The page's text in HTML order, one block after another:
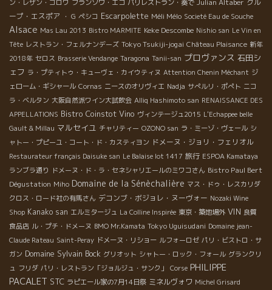
ン・レザン・ゴロワ フランソワ・エコ パリレストラン・奏で Julian Altaber グル
ープ・エスポア
・ G ペシコ Escarpolette Méli Mélo Societé Eau de Souche
Alsace Mas Lau 2013 Bistro MARMITE Keke Descombe Nishio san Le Vin en
Tête レストラン・フェルナンデーズ Tokyo Tsukiji-jogai Château Plaisance 新年
2018年 セロス Brasserie Vendange Taragona Tanii-san プロヴァンス 石田シ
ェフ ラ・プティトゥ・キューヴェ・カイウティヌ Attention Chenin Méchant ジ
ェローム・ギシャール Cornas ニースのオリヴィエ Nadja サぺルリ・ポぺト ニコ
ラ・ベルタン 大阪自然派ワイン大試飲会 Alliq Hashimoto san RENAISSANCE DES
APPELLATIONS Bistro Coinstot Vino ヴィンテージュ2015 L'Echappee belle
Gault & Millau マルセイユ チャリティー OZONO san ラ・ミーゾ・ヴェール シ
ャトー・プピーユ・コート・ド・カスティヨン ドメーヌ・ジョリ・フェリオル
Restaurateur français Daisuke san Le Balaise lot 1417 旅行 ESPOA Kamataya
ランブラ通り ドメーヌ・ド・ラ・セネシャリエールのミワコさん Bistro Paul Bert
Dégustation Miho Domaine de la Sénèchalière マス・ドゥ・レスカリダ
クロス・ロード社の有馬さん デコンブ・ボジョレ・ヌーヴォー Nozaki Wine
Shop Kanako san エルミタージュ La Colline Inspirée 東京・築地場外 VIN 良質
食品店 ル・プチ・ドメーヌ BMO Mr.Kamata Tokyo Uguisudani Domaine jean-
Claude Rateau Saint-Peray ドメーヌ・リショー ルフォーロゼ パリ・ビストロ・サ
ガン Domaine Sylvain Bock グリオット シャトー・ロック・フォール グランクリ
ュ フリダ パリ・レストラン「ジョルジュ・サンク」 Corse PHILIPPE
PACALET STC ラピエール家の7月14日祭 ミネルヴォワ Michel Grisard